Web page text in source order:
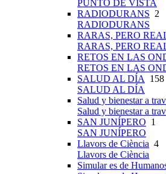
PUNTO DE VISTA
RADIODURANS 2
RADIODURANS
RARAS, PERO
RARAS, PERO
RETOS EN LAS
RETOS EN LAS
SALUD AL DÍA
158
SALUD AL DÍA
Salud y bienestar a
Salud y bienestar a
SAN JUNÍPERO 1
SAN JUNÍPERO
Llavors de Ciència 4
Llavors de Ciència
Simular es de